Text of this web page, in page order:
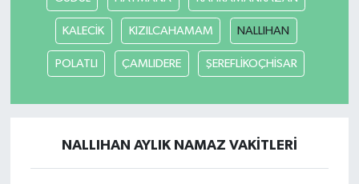
KALECİK KIZILCAHAMAM NALLIHAN
POLATLI ÇAMLIDERE ŞEREFLİKOÇHİSAR
NALLIHAN AYLIK NAMAZ VAKITLERI